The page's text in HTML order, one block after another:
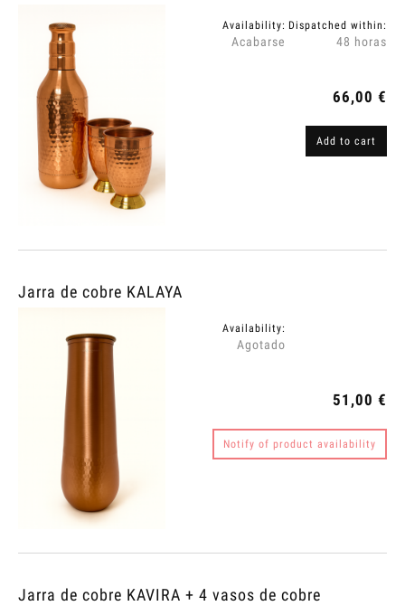
Availability:
Acabarse
Dispatched within:
48 horas
66,00 €
Add to cart
Jarra de cobre KALAYA
Availability:
Agotado
51,00 €
Notify of product availability
Jarra de cobre KAVIRA + 4 vasos de cobre